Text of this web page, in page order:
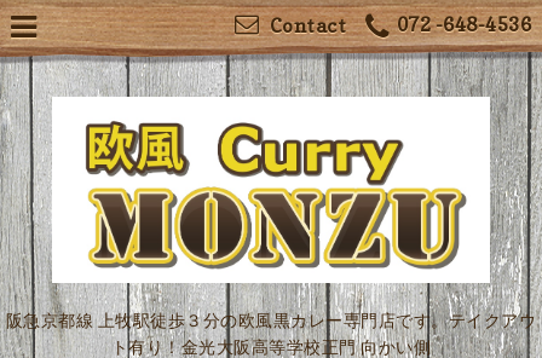
072 -648-4536
Contact
阪急京都線 上牧駅徒歩３分の欧風黒カレー専門店です。テイクアウ
ト有り！金光大阪高等学校正門 向かい側